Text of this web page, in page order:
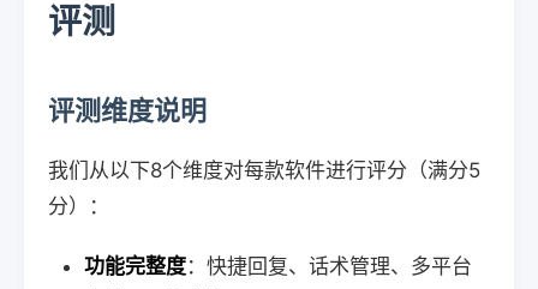
评测
评测维度说明
我们从以下8个维度对每款软件进行评分（满分5
分）：
功能完整度：快捷回复、话术管理、多平台